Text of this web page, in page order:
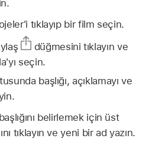
tıklayıp bir film seçin.
düğmesini tıklayın ve
seçin.
başlığı, açıklamayı ve
belirlemek için üst
tıklayın ve yeni bir ad yazın.